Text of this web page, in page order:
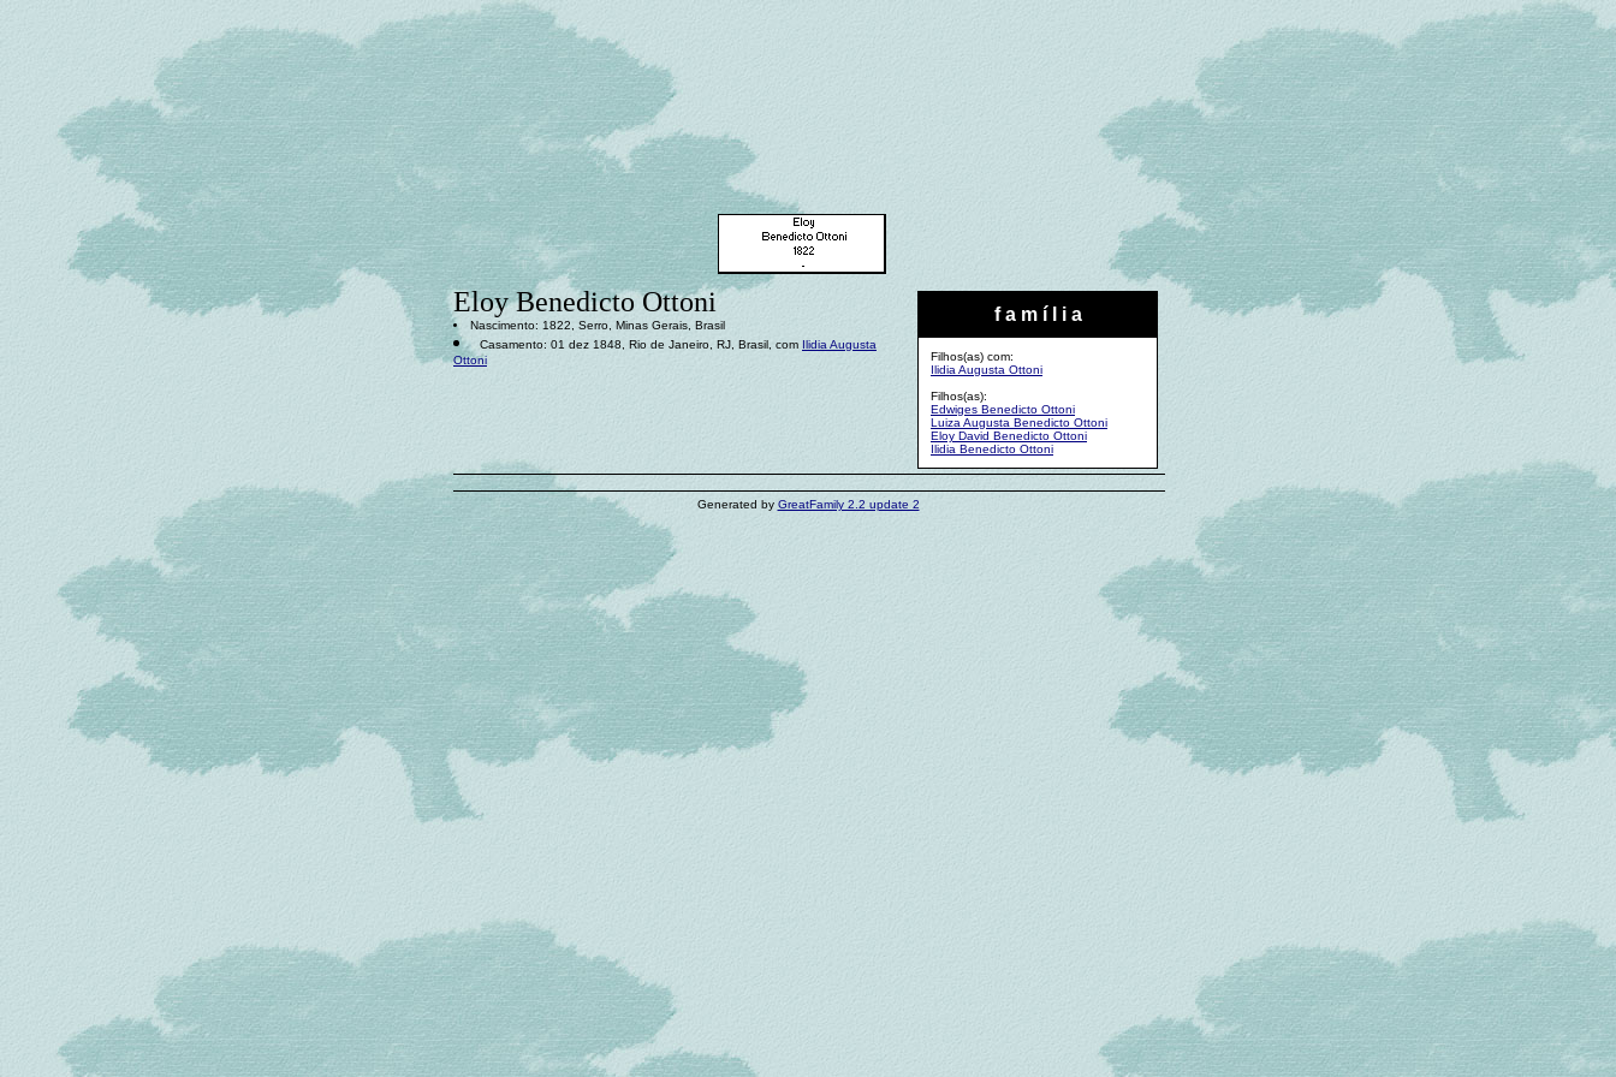
f a m í l i a
Filhos(as) com:
Ilidia Augusta Ottoni
Filhos(as):
Edwiges Benedicto Ottoni
Luiza Augusta Benedicto Ottoni
Eloy David Benedicto Ottoni
Ilidia Benedicto Ottoni
Eloy Benedicto Ottoni
Nascimento: 1822, Serro, Minas Gerais, Brasil
Casamento: 01 dez 1848, Rio de Janeiro, RJ, Brasil, com Ilidia Augusta
Ottoni
Generated by GreatFamily 2.2 update 2